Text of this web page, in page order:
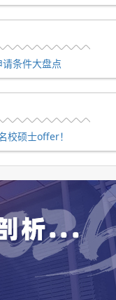
中在80-83。而且伯
目，这些同学申请时
拨打电话预约专业顾
请条件大盘点
校硕士offer！